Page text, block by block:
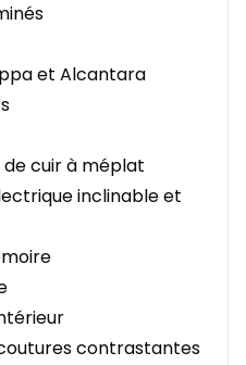
et Alcantara
cuir à méplat
inclinable et
contrastantes